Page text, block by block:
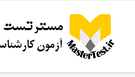
content